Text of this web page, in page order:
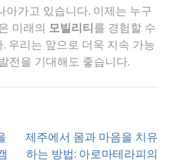
아가고 있습니다. 이제는 누구
미래의 모빌리티를 경험할 수
우리는 앞으로 더욱 지속 가능
전을 기대해도 좋습니다.
제주에서 몸과 마음을 치유
하는 방법: 아로마테라피의